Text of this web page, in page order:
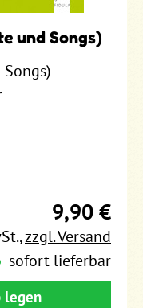
und Songs)
9,90 €
,zzgl. Versand
sofort lieferbar
legen